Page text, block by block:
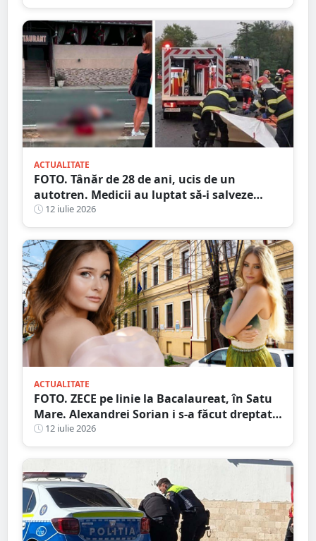
ACTUALITATE
FOTO. Tânăr de 28 de ani, ucis de un
autotren. Medicii au luptat să-i salveze
viața, dar fără succes, în județul vecin
12 iulie 2026
ACTUALITATE
FOTO. ZECE pe linie la Bacalaureat, în Satu
Mare. Alexandrei Sorian i s-a făcut dreptate
după contestații
12 iulie 2026